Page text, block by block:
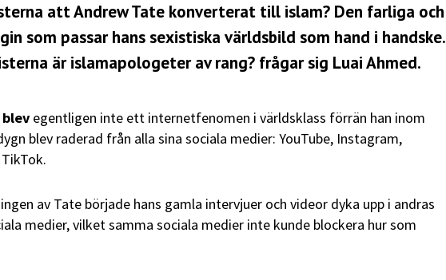
att Andrew Tate konverterat till islam? Den farliga och
som passar hans sexistiska världsbild som hand i handske.
är islamapologeter av rang? frågar sig Luai Ahmed.
egentligen inte ett internetfenomen i världsklass förrän han inom
blev raderad från alla sina sociala medier: YouTube, Instagram,
av Tate började hans gamla intervjuer och videor dyka upp i andras
medier, vilket samma sociala medier inte kunde blockera hur som